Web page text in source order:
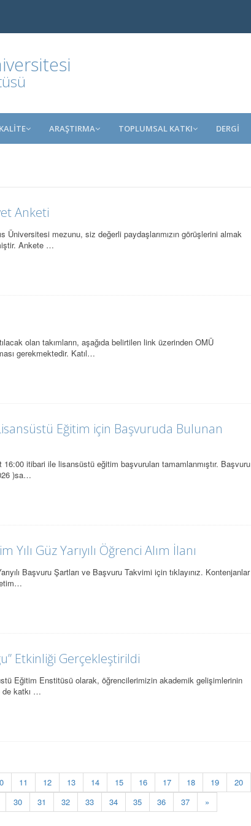
KALİTE ARAŞTIRMA TOPLUMSAL KATKI DERGİ
Anketi
Üniversitesi mezunu, siz değerli paydaşlarımızın görüşlerini almak
Ankete …
olan takımların, aşağıda belirtilen link üzerinden OMÜ
gerekmektedir. Katıl…
Eğitim için Başvuruda Bulunan
itibari ile lisansüstü eğitim başvuruları tamamlanmıştır. Başvuru
)sa…
Güz Yarıyılı Öğrenci Alım İlanı
Başvuru Şartları ve Başvuru Takvimi için tıklayınız. Kontenjanlar
Etkinliği Gerçekleştirildi
Eğitim Enstitüsü olarak, öğrencilerimizin akademik gelişimlerinin
de katkı …
11 12 13 14 15 16 17 18 19
20
30 31 32 33 34 35 36 37 »